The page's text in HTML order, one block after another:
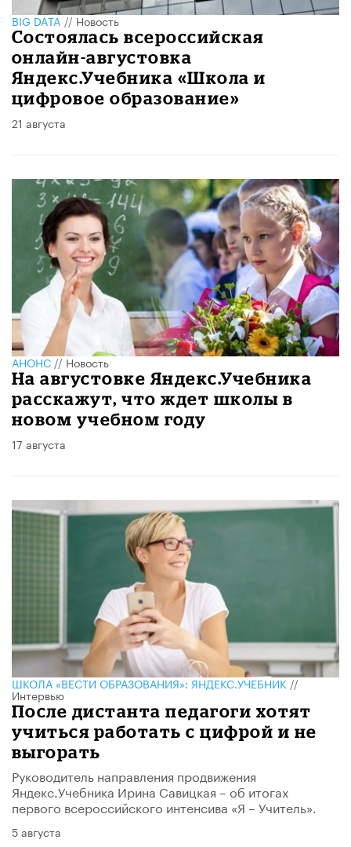
BIG DATA//Новость
Состоялась всероссийская
онлайн-августовка
Яндекс.Учебника «Школа и
цифровое образование»
21 августа
АНОНС//Новость
На августовке Яндекс.Учебника
расскажут, что ждет школы в
новом учебном году
17 августа
ШКОЛА «ВЕСТИ ОБРАЗОВАНИЯ»: ЯНДЕКС.УЧЕБНИК//
Интервью
После дистанта педагоги хотят
учиться работать с цифрой и не
выгорать
Руководитель направления продвижения
Яндекс.Учебника Ирина Савицкая – об итогах​
первого всероссийского интенсива «Я – Учитель».
5 августа